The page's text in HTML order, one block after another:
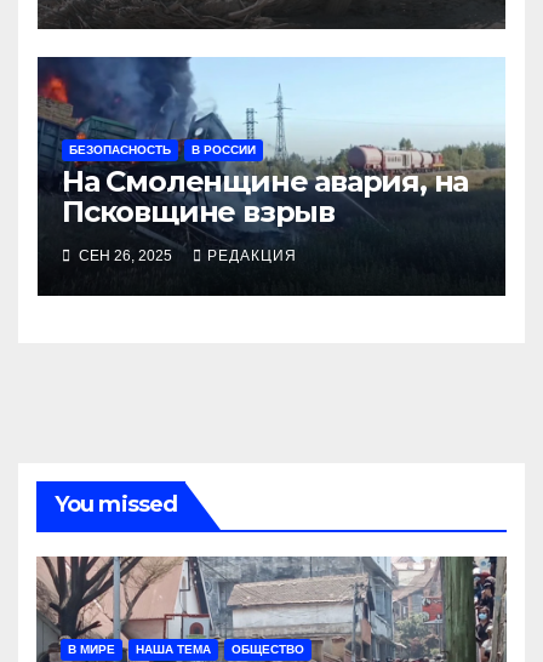
БЕЗОПАСНОСТЬ В РОССИИ
На Смоленщине авария, на
Псковщине взрыв
СЕН 26, 2025 РЕДАКЦИЯ
You missed
В МИРЕ НАША ТЕМА ОБЩЕСТВО